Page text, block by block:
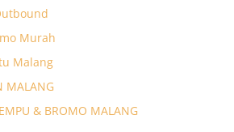
Murah
Malang
MALANG
& BROMO MALANG